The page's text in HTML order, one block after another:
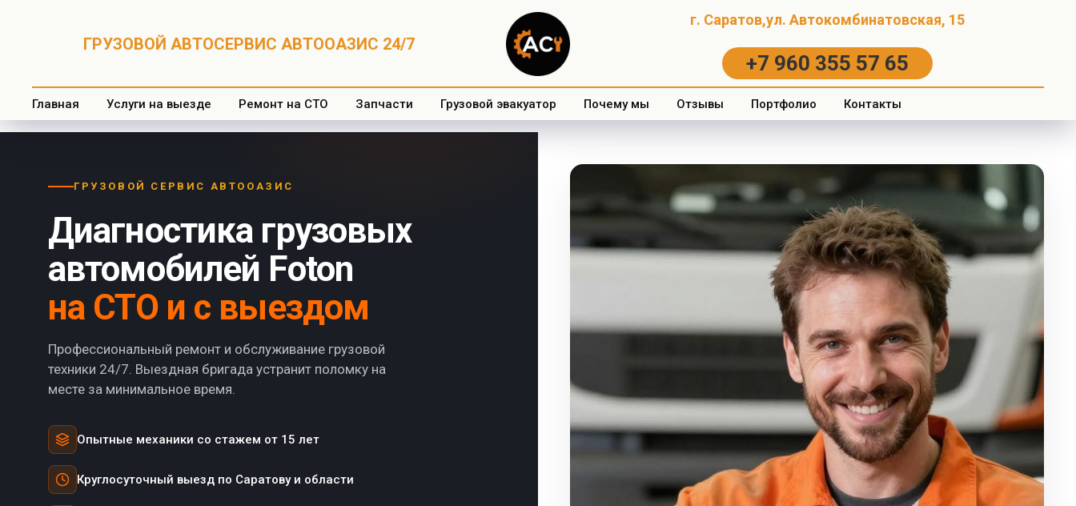
ГРУЗОВОЙ АВТОСЕРВИС АВТООАЗИС 24/7
г. Саратов,ул. Автокомбинатовская, 15
+7 960 355 57 65
Главная Услуги на выезде Ремонт на СТО Запчасти Грузовой эвакуатор Почему мы Отзывы Портфолио Контакты
ГРУЗОВОЙ СЕРВИС АВТООАЗИС
Диагностика грузовых
автомобилей Foton
на СТО и с выездом
Профессиональный ремонт и обслуживание грузовой
техники 24/7. Выездная бригада устранит поломку на
месте за минимальное время.
Опытные механики со стажем от 15 лет
Круглосуточный выезд по Саратову и области